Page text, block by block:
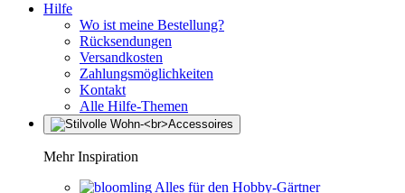
Hilfe
Wo ist meine Bestellung?
Rücksendungen
Versandkosten
Zahlungsmöglichkeiten
Kontakt
Alle Hilfe-Themen
Mehr Inspiration
Alles für den Hobby-Gärtner